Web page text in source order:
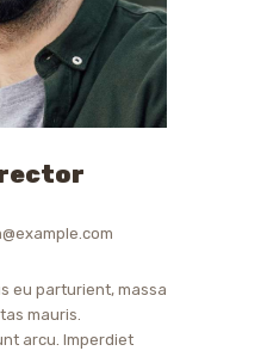
eu parturient, massa
mauris.
arcu. Imperdiet